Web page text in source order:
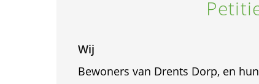
Wij
Bewoners van Drents Dorp, en